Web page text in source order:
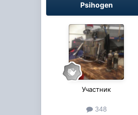
Psihogen
Участник
348